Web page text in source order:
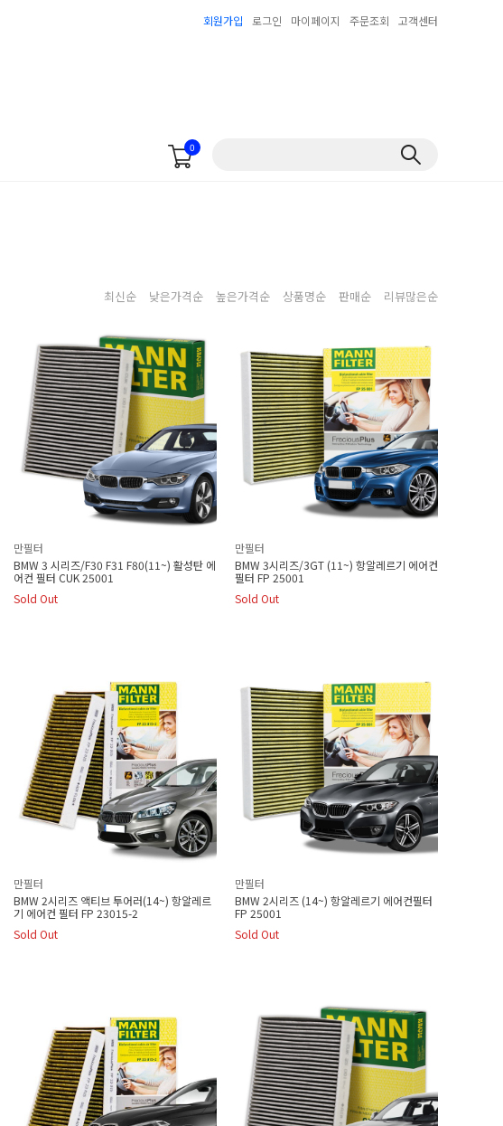
회원가입 로그인 마이페이지 주문조회 고객센터
0
최신순 낮은가격순 높은가격순 상품명순 판매순 리뷰많은순
만필터
BMW 3 시리즈/F30 F31 F80(11~) 활성탄 에
어컨 필터 CUK 25001
Sold Out
만필터
BMW 3시리즈/3GT (11~) 항알레르기 에어컨
필터 FP 25001
Sold Out
만필터
BMW 2시리즈 액티브 투어러(14~) 항알레르
기 에어컨 필터 FP 23015-2
Sold Out
만필터
BMW 2시리즈 (14~) 항알레르기 에어컨필터
FP 25001
Sold Out